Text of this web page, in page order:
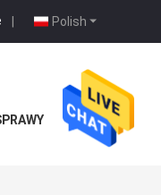
Polish
|